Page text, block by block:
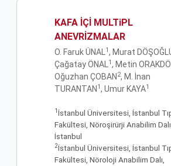
KAFA İÇİ MULTiPL
ANEVRİZMALAR
O. Faruk ÜNAL1 , Murat
Çağatay ÖNAL1 , Metin
Oğuzhan ÇOBAN 2, M. İnan
TURANTAN 1 , Umur KAYA1
1 İstanbul Üniversitesi, İstanbul
Fakültesi, Nöroşirürji Anabilim
İstanbul
2İstanbul Üniversitesi, İstanbul
Fakültesi, Nöroloji Anabilim Dalı,